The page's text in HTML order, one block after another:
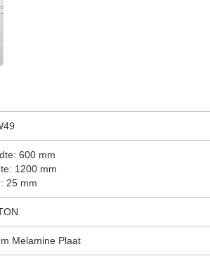
600 mm
1200 mm
25 mm
Melamine Plaat